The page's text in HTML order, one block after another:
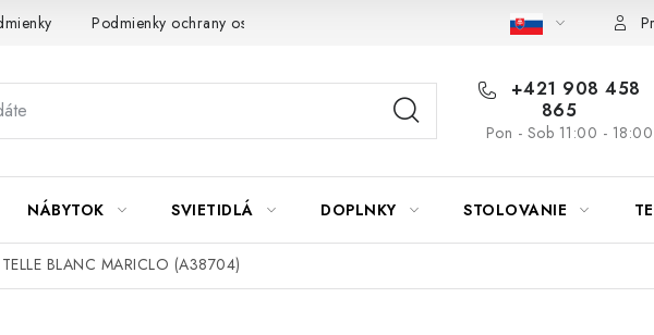
Podmienky ochrany osobných údajov Návod na údržbu nábytku
+421 908 458
865
Pon - Sob 11:00 - 18:00
NÁBYTOK SVIETIDLÁ DOPLNKY STOLOVANIE
BLANC MARICLO (A38704)